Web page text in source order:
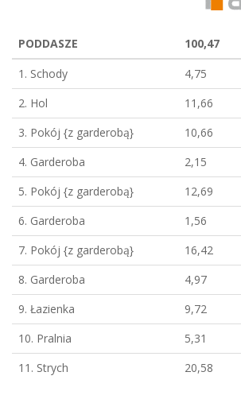
PODDASZE 100,47
1. Schody
4,75
2. Hol
11,66
3. Pokój {z garderobą}
10,66
4. Garderoba
2,15
5. Pokój {z garderobą}
12,69
6. Garderoba
1,56
7. Pokój {z garderobą}
16,42
8. Garderoba
4,97
9. Łazienka
9,72
10. Pralnia
5,31
11. Strych
20,58